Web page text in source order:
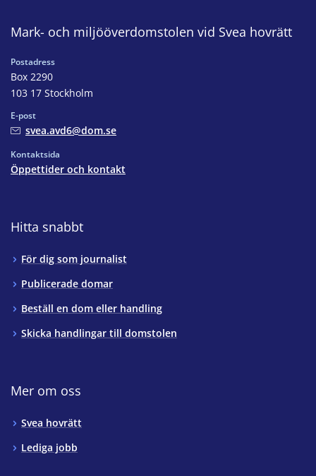
Mark- och miljööverdomstolen vid Svea hovrätt
Postadress
Box 2290
103 17 Stockholm
E-post
svea.avd6@dom.se
Kontaktsida
Öppettider och kontakt
Hitta snabbt
För dig som journalist
Publicerade domar
Beställ en dom eller handling
Skicka handlingar till domstolen
Mer om oss
Svea hovrätt
Lediga jobb